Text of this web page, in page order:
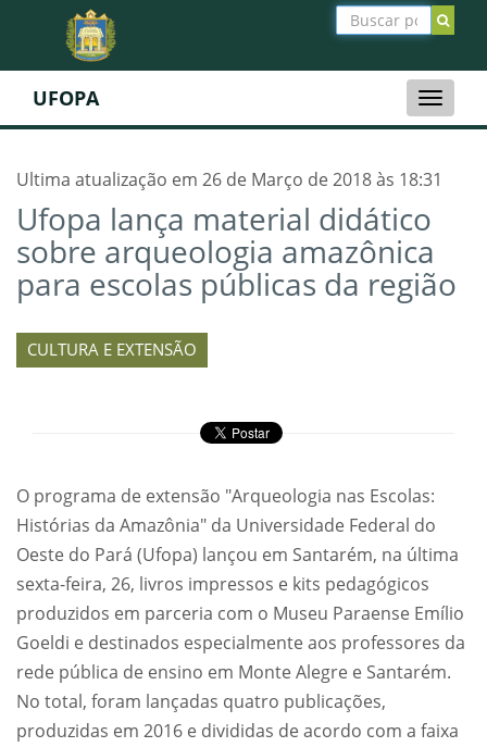
Toggle
UFOPA
Ultima atualização em 26 de Março de 2018 às 18:31
Ufopa lança material didático
sobre arqueologia amazônica
para escolas públicas da região
CULTURA E EXTENSÃO
O programa de extensão "Arqueologia nas Escolas:
Histórias da Amazônia" da Universidade Federal do
Oeste do Pará (Ufopa) lançou em Santarém, na última
sexta-feira, 26, livros impressos e kits pedagógicos
produzidos em parceria com o Museu Paraense Emílio
Goeldi e destinados especialmente aos professores da
rede pública de ensino em Monte Alegre e Santarém.
No total, foram lançadas quatro publicações,
produzidas em 2016 e divididas de acordo com a faixa